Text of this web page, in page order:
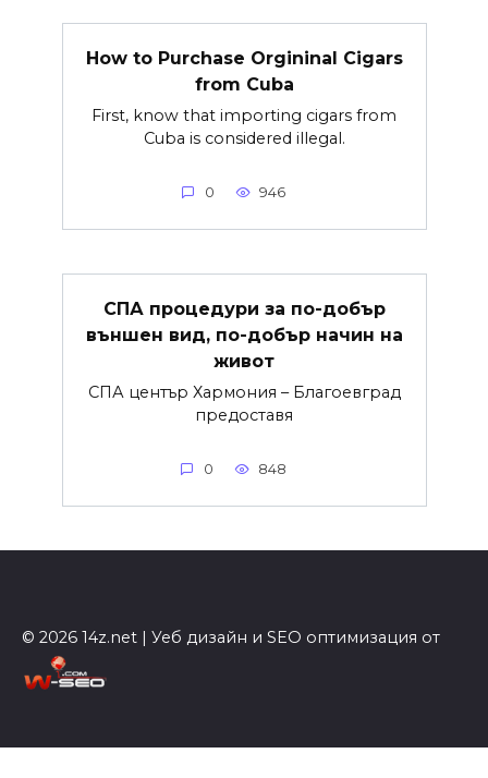
How to Purchase Orgininal Cigars
from Cuba
First, know that importing cigars from
Cuba is considered illegal.
0 946
СПА процедури за по-добър
външен вид, по-добър начин на
живот
СПА център Хармония – Благоевград
предоставя
0 848
© 2026 14z.net | Уеб дизайн и SEO оптимизация от